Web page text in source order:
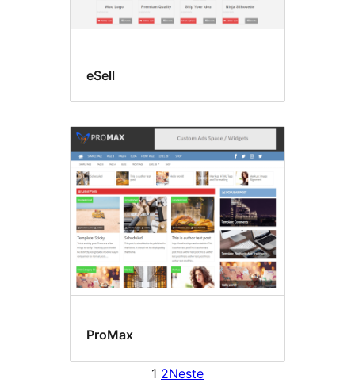
eSell
ProMax
1 2Neste